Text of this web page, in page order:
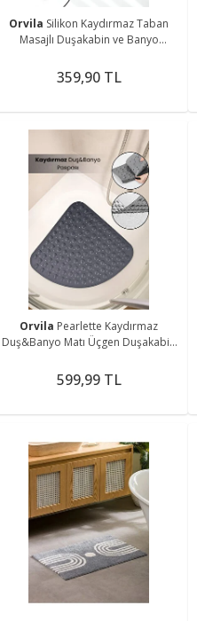
Orvila Silikon Kaydırmaz Taban
Masajlı Duşakabin ve Banyo
Masajlı Paspas
359,90 TL
Orvila Pearlette Kaydırmaz
Duş&Banyo Matı Üçgen Duşakabin
599,99 TL